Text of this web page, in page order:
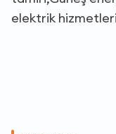
elektrik